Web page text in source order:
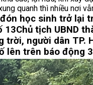
quanh thì nhiều nơi
học sinh trở lại
13Chủ tịch UBND
trời, người dân TP.
lên trên báo động 3